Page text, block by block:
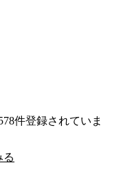
件登録されていま
る